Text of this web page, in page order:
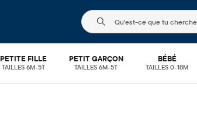
Le champ de
PETITE FILLE
TAILLES 6M-5T
PETIT GARÇON
TAILLES 6M-5T
BÉBÉ
TAILLES 0-18M